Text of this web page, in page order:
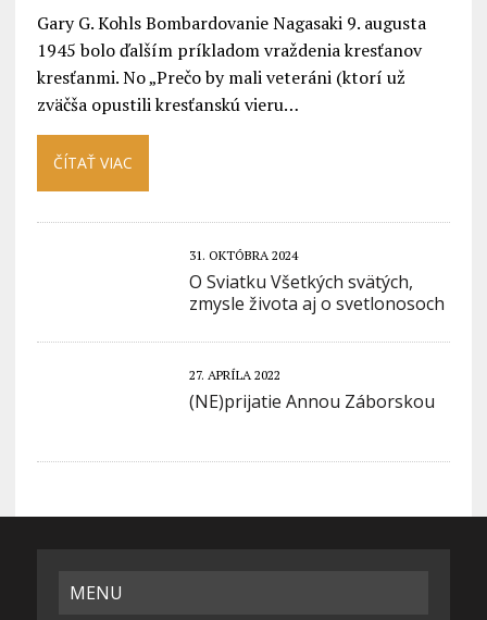
Gary G. Kohls Bombardovanie Nagasaki 9. augusta
1945 bolo ďalším príkladom vraždenia kresťanov
kresťanmi. No „Prečo by mali veteráni (ktorí už
zväčša opustili kresťanskú vieru…
ČÍTAŤ VIAC
31. OKTÓBRA 2024
O Sviatku Všetkých svätých,
zmysle života aj o svetlonosoch
27. APRÍLA 2022
(NE)prijatie Annou Záborskou
MENU